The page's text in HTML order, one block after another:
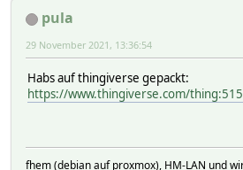
pula
29 November 2021, 13:36:54
Habs auf thingiverse gepackt:
https://www.thingiverse.com/
fhem (debian auf proxmox), HM-LAN und